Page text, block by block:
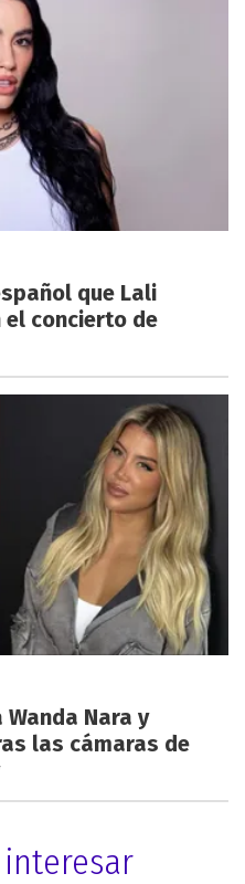
que Lali
el concierto de
Nara y
las cámaras de